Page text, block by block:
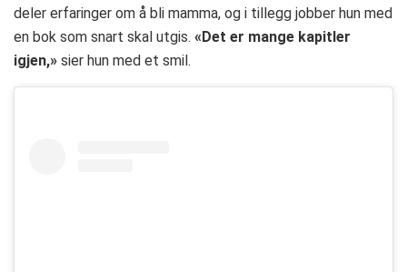
deler erfaringer om å bli mamma, og i tillegg jobber hun med
en bok som snart skal utgis. «Det er mange kapitler
igjen,» sier hun med et smil.